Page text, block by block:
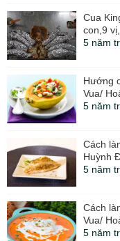
Cua
con,9
5 năm
Hướng
Vua/
5 năm
Cách
Huỳnh
5 năm
Cách
Vua/
5 năm